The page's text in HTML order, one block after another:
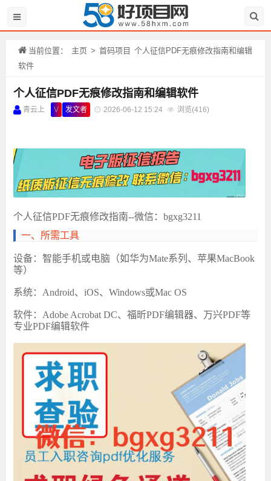
当前位置： 主页 > 首码项目 个人征信PDF无痕修改指南和编辑
软件
个人征信PDF无痕修改指南和编辑软件
青云上 V 发文者 2026-06-12 15:24 浏览(416)
个人征信PDF无痕修改指南--微信：bgxg3211
‌一、所需工具
‌设备‌：智能手机或电脑（如华为Mate系列、苹果MacBook
等）
‌系统‌：Android、iOS、Windows或Mac OS
‌软件‌：Adobe Acrobat DC、福昕PDF编辑器、万兴PDF等
专业PDF编辑软件